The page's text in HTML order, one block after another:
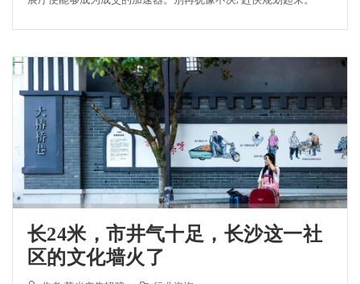
长24米，市井气十足，长沙这一社
区的文化墙火了